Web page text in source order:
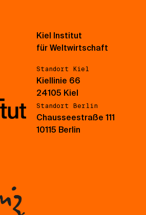
Kiel Institut
für Weltwirtschaft
Standort Kiel
Kiellinie 66
24105 Kiel
Standort Berlin
Chausseestraße 111
10115 Berlin